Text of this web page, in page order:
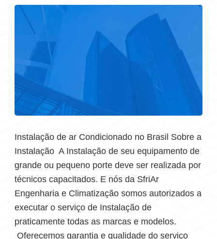
Instalação de ar Condicionado no Brasil Sobre a
Instalação A Instalação de seu equipamento de
grande ou pequeno porte deve ser realizada por
técnicos capacitados. E nós da SfriAr
Engenharia e Climatização somos autorizados a
executar o serviço de Instalação de
praticamente todas as marcas e modelos.
Oferecemos garantia e qualidade do serviço